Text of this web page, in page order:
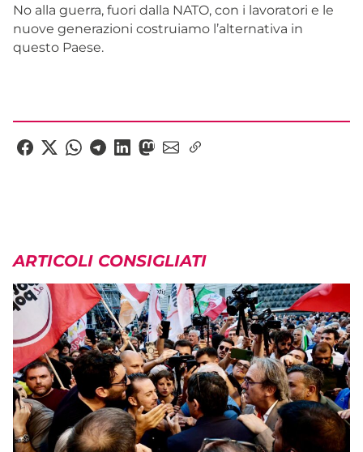
No alla guerra, fuori dalla NATO, con i lavoratori e le
nuove generazioni costruiamo l’alternativa in
questo Paese.
ARTICOLI CONSIGLIATI